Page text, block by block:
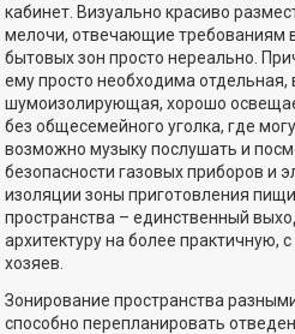
кабинет. Визуально красиво
мелочи, отвечающие требованиям
бытовых зон просто нереально.
ему просто необходима отдельная,
шумоизолирующая, хорошо
без общесемейного уголка, где
возможно музыку послушать и
безопасности газовых приборов и
изоляции зоны приготовления
пространства – единственный
архитектуру на более практичную,
хозяев.
Зонирование пространства
способно перепланировать